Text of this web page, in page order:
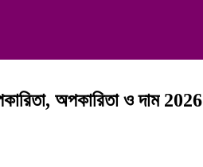
অপকারিতা ও দাম 2026